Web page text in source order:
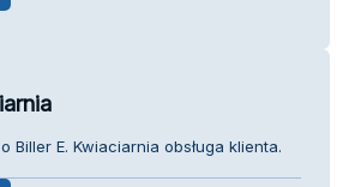
Biller E. Kwiaciarnia obsługa klienta.